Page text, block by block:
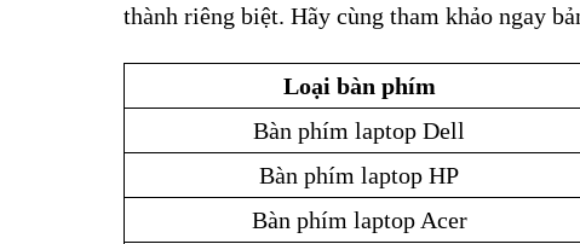
thành riêng biệt. Hãy cùng tham khảo ngay
Loại bàn phím
Bàn phím laptop Dell
Bàn phím laptop HP
Bàn phím laptop Acer